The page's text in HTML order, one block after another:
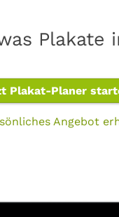
Plakate
Plakat-Planer
Angebot